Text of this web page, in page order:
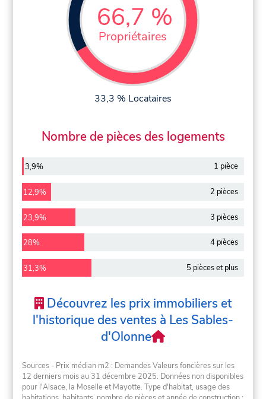
66,7 %
Propriétaires
33,3 % Locataires
Nombre de pièces des logements
3,9% 1 pièce
12,9% 2 pièces
23,9% 3 pièces
28% 4 pièces
31,3% 5 pièces et plus
Découvrez les prix immobiliers et
l'historique des ventes à Les Sables-
d'Olonne
Sources - Prix médian m2 : Demandes Valeurs foncières sur les
12 derniers mois au 31 décembre 2025. Données non disponibles
pour l'Alsace, la Moselle et Mayotte. Type d'habitat, usage des